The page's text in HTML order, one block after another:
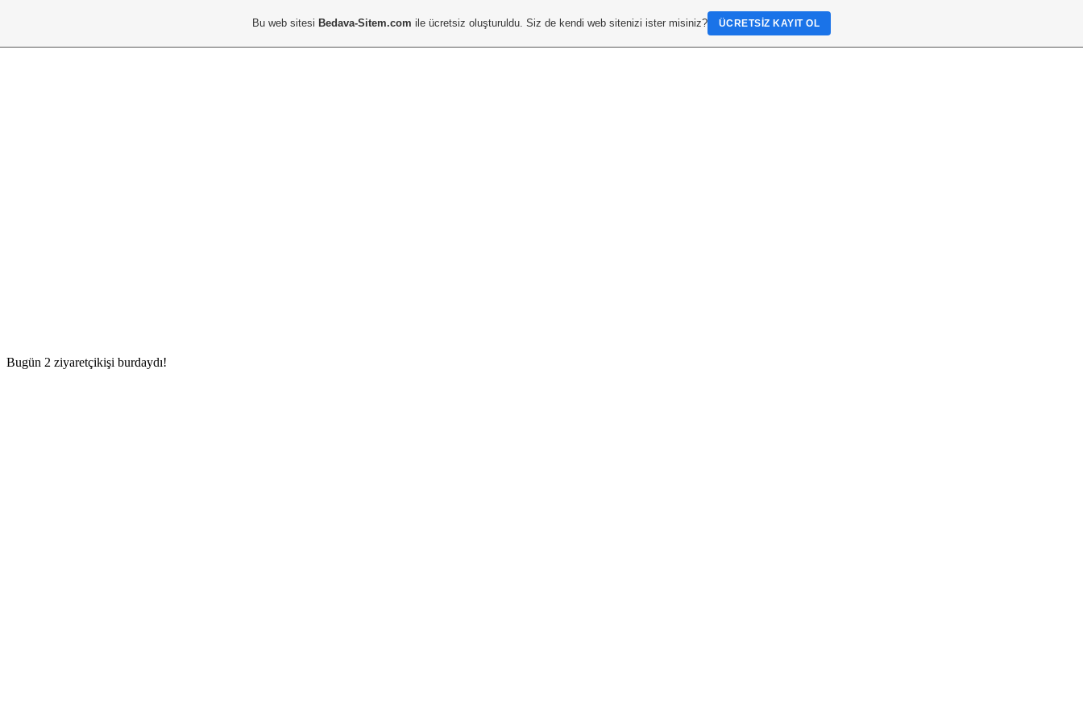
Bugün 2 ziyaretçikişi burdaydı!
Bu web sitesi Bedava-Sitem.com ile ücretsiz oluşturuldu. Siz de kendi web sitenizi ister misiniz? ÜCRETSIZ KAYIT OL